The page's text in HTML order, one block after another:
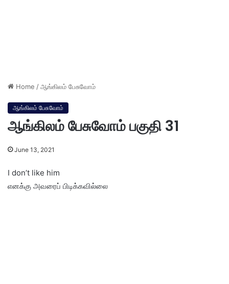
Home /ஆங்கிலம் பேசுவோம்
ஆங்கிலம் பேசுவோம்
ஆங்கிலம் பேசுவோம் பகுதி 31
June 13, 2021
I don’t like him
எனக்கு அவரைப் பிடிக்கவில்லை